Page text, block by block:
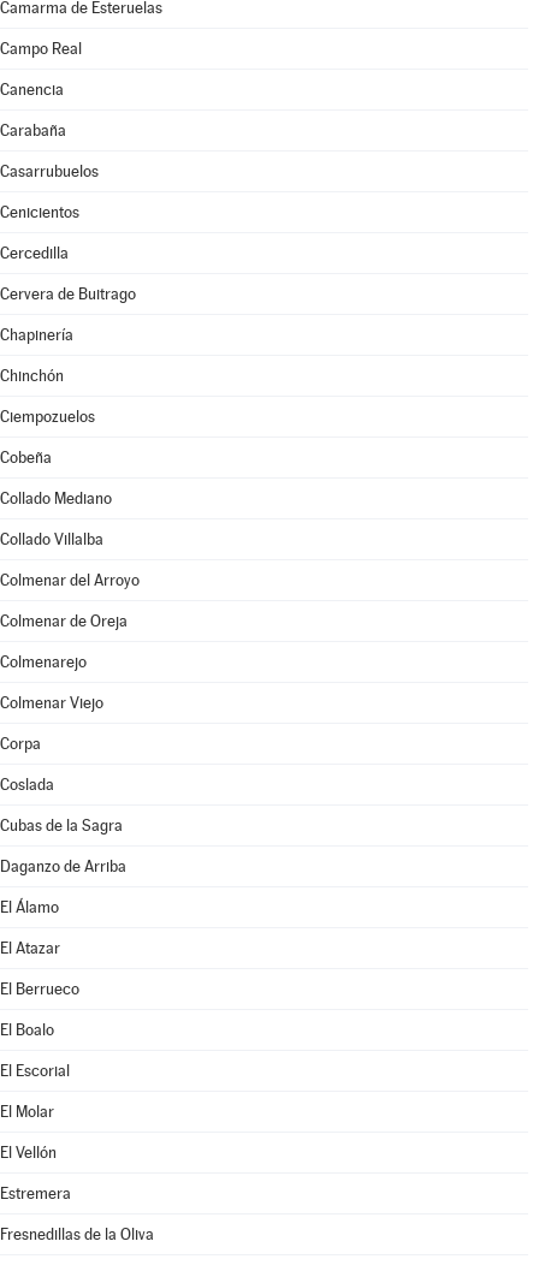
Camarma de Esteruelas
Campo Real
Canencia
Carabaña
Casarrubuelos
Cenicientos
Cercedilla
Cervera de Buitrago
Chapinería
Chinchón
Ciempozuelos
Cobeña
Collado Mediano
Collado Villalba
Colmenar del Arroyo
Colmenar de Oreja
Colmenarejo
Colmenar Viejo
Corpa
Coslada
Cubas de la Sagra
Daganzo de Arriba
El Álamo
El Atazar
El Berrueco
El Boalo
El Escorial
El Molar
El Vellón
Estremera
Fresnedillas de la Oliva